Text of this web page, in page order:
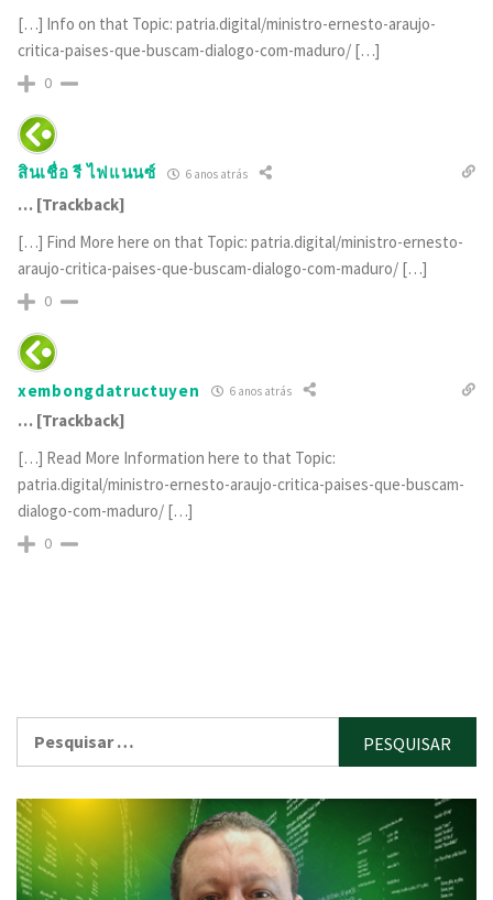
[…] Info on that Topic: patria.digital/ministro-ernesto-araujo-
critica-paises-que-buscam-dialogo-com-maduro/ […]
0
สินเชื่อ รี ไฟแนนซ์ 6 anos atrás
… [Trackback]
[…] Find More here on that Topic: patria.digital/ministro-ernesto-
araujo-critica-paises-que-buscam-dialogo-com-maduro/ […]
0
xembongdatructuyen 6 anos atrás
… [Trackback]
[…] Read More Information here to that Topic:
patria.digital/ministro-ernesto-araujo-critica-paises-que-buscam-
dialogo-com-maduro/ […]
0